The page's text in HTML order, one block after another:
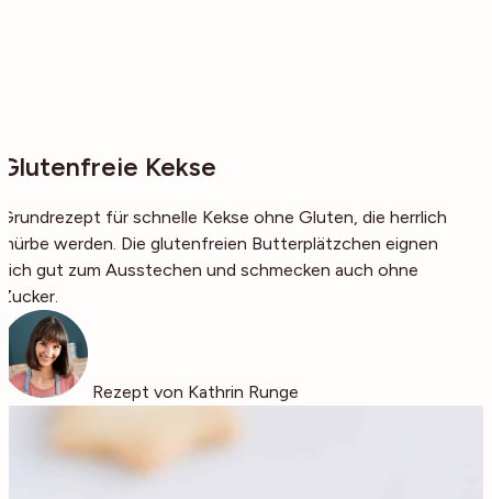
Glutenfreie Kekse
Grundrezept für schnelle Kekse ohne Gluten, die herrlich
mürbe werden. Die glutenfreien Butterplätzchen eignen
sich gut zum Ausstechen und schmecken auch ohne
Zucker.
Rezept von Kathrin Runge